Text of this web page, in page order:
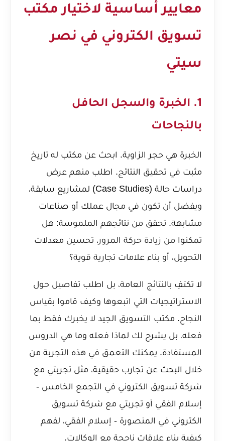
معايير أساسية لاختيار مكتب
تسويق الكتروني في نصر
سيتي
1. الخبرة والسجل الحافل
بالنجاحات
الخبرة هي حجر الزاوية. ابحث عن مكتب له تاريخ
مثبت في تحقيق النتائج. اطلب منهم عرض
دراسات حالة (Case Studies) لمشاريع سابقة،
ويفضل أن تكون في مجال عملك أو صناعات
مشابهة. تحقق من نتائجهم الملموسة: هل
تمكنوا من زيادة حركة المرور، تحسين معدلات
التحويل، أو بناء علامات تجارية قوية؟
لا تكتفِ بالنتائج العامة، بل اطلب تفاصيل حول
الاستراتيجيات التي اتبعوها وكيف قاموا بقياس
النجاح. مكتب التسويق الجيد لا يخبرك فقط بما
فعله، بل يشرح لك لماذا فعله وما هي الدروس
المستفادة. يمكنك التعمق في هذه التجربة من
خلال البحث عن تجارب حقيقية، مثل تجربتي مع
شركة تسويق الكتروني في التجمع الخامس -
إسلام الفقي أو تجربتي مع شركة تسويق
الكتروني في المنصورة - إسلام الفقي، لفهم
كيفية بناء علاقات ناجحة مع الوكالات.